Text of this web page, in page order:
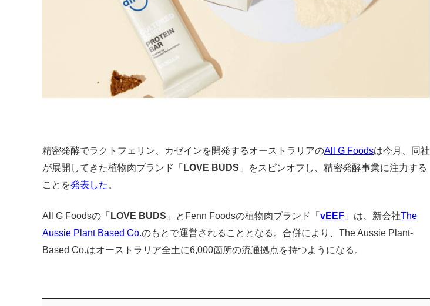
精密発酵でラクトフェリン、カゼインを開発するオーストラリアのAll G Foodsは今月、同社
が展開してきた植物肉ブランド「 LOVE BUDS 」をスピンオフし、精密発酵事業に注力する
ことを発表した 。
All G Foodsの「 LOVE BUDS 」とFenn Foodsの植物肉ブランド「 vEEF 」は、新会社The
Aussie Plant Based Co.のもとで運営されることとなる。合併により、The Aussie Plant-
Based Co.はオーストラリア全土に6,000箇所の流通拠点を持つようになる。